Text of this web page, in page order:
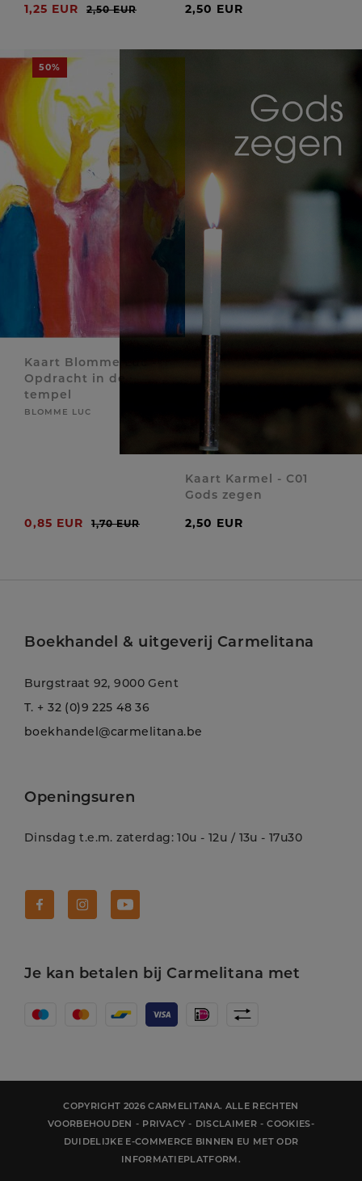
1,25 EUR
2,50 EUR 2,50 EUR
50%
Kaart Blomme Luc -
Opdracht in de
tempel
BLOMME LUC
0,85 EUR 1,70 EUR
Kaart Karmel - C01
Gods zegen
2,50 EUR
Boekhandel & uitgeverij Carmelitana
Burgstraat 92, 9000 Gent
T. + 32 (0)9 225 48 36
boekhandel@carmelitana.be
Openingsuren
Dinsdag t.e.m. zaterdag: 10u - 12u / 13u - 17u30
Je kan betalen bij Carmelitana met
COPYRIGHT 2026 CARMELITANA. ALLE RECHTEN
VOORBEHOUDEN - PRIVACY - DISCLAIMER - COOKIES-
DUIDELIJKE E-COMMERCE BINNEN EU MET ODR
INFORMATIEPLATFORM.